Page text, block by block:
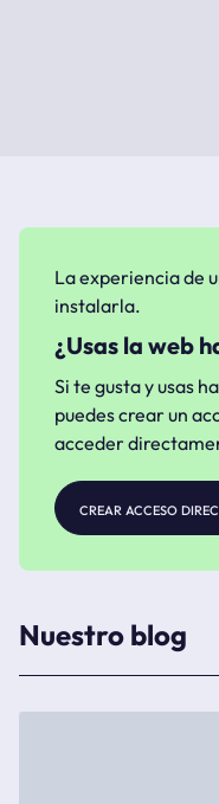
La experiencia de
instalarla.
¿Usas la web
Si te gusta y usas
puedes crear un
acceder
crear acceso
Nuestro blog